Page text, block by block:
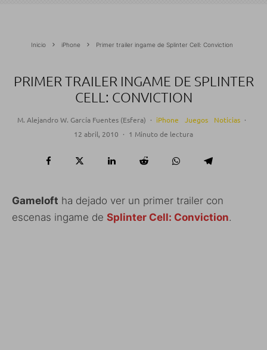
Inicio iPhone Primer trailer ingame de Splinter Cell: Conviction
PRIMER TRAILER INGAME DE SPLINTER
CELL: CONVICTION
M. Alejandro W. García Fuentes (Esfera) · iPhone Juegos Noticias ·
12 abril, 2010 · 1 Minuto de lectura
Gameloft ha dejado ver un primer trailer con
escenas ingame de Splinter Cell: Conviction.